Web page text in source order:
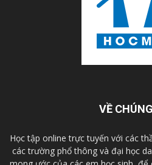
VỀ
Học tập online trực tuyến với các
các trường phổ thông và đại học